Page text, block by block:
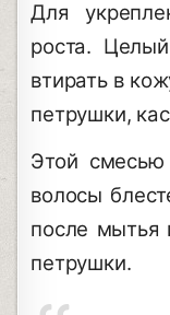
Для
роста.
втирать в
петрушки,
Этой смесью
волосы
после мытья
петрушки.